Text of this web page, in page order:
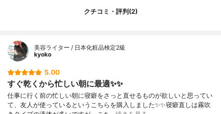
クチコミ・評判(2)
美容ライター / 日本化粧品検定2級
kyoko
5.00
すぐ乾くから忙しい朝に最適✨✨
仕事に行く前の忙しい朝に寝癖をさっと直せるものが欲しいと思ってい
て、友人が使っているというこちらを購入しました✨✨寝癖直しは霧吹